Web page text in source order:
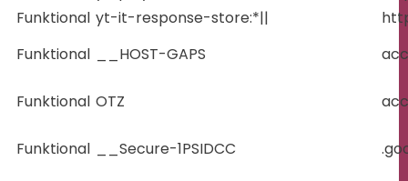
Funktional yt-it-response-store:*||
Funktional
__HOST-GAPS
Funktional OTZ
Funktional __Secure-1PSIDCC